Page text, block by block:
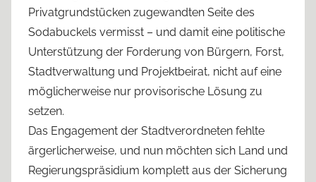
Privatgrundstücken zugewandten Seite des
Sodabuckels vermisst – und damit eine politische
Unterstützung der Forderung von Bürgern, Forst,
Stadtverwaltung und Projektbeirat, nicht auf eine
möglicherweise nur provisorische Lösung zu
setzen.
Das Engagement der Stadtverordneten fehlte
ärgerlicherweise, und nun möchten sich Land und
Regierungspräsidium komplett aus der Sicherung